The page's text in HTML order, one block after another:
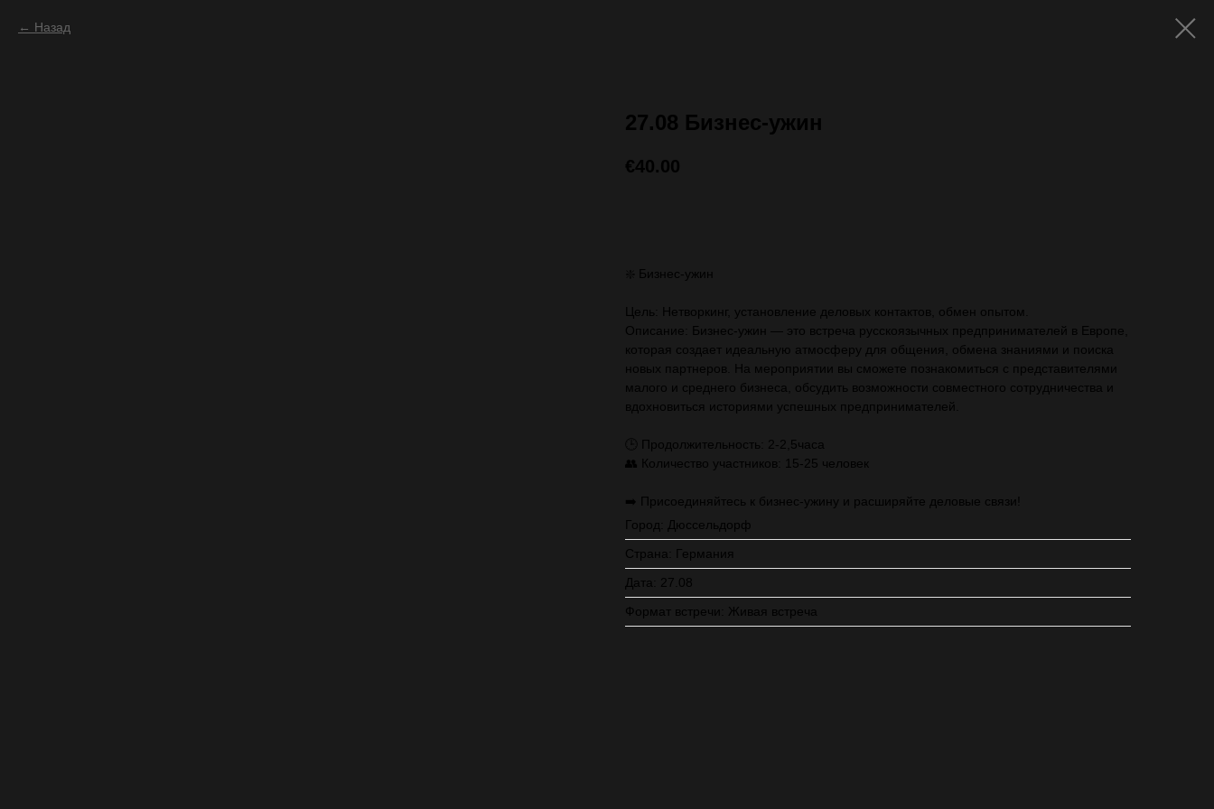
Назад
27.08 Бизнес-ужин
€40.00
❇️ Бизнес-ужин
Цель: Нетворкинг, установление деловых контактов, обмен опытом.
Описание: Бизнес-ужин — это встреча русскоязычных предпринимателей в Европе,
которая создает идеальную атмосферу для общения, обмена знаниями и поиска
новых партнеров. На мероприятии вы сможете познакомиться с представителями
малого и среднего бизнеса, обсудить возможности совместного сотрудничества и
вдохновиться историями успешных предпринимателей.
🕒 Продолжительность: 2-2,5часа
👥 Количество участников: 15-25 человек
➡️ Присоединяйтесь к бизнес-ужину и расширяйте деловые связи!
Город: Дюссельдорф
Страна: Германия
Дата: 27.08
Формат встречи: Живая встреча